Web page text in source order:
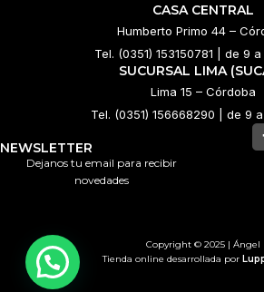
CASA CENTRAL
Humberto Primo 44 –
Tel. (0351) 153150781 | de 9 a
SUCURSAL LIMA
Lima 15 – Córdoba
Tel. (0351) 156668290 | de 9
NEWSLETTER
Dejanos tu email para recibir
novedades
Tienda online desarrollada por
Copyright © 2025 | Ángel